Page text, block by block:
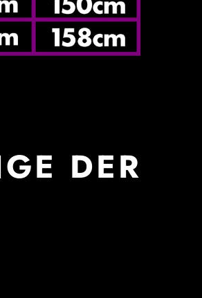
DER L